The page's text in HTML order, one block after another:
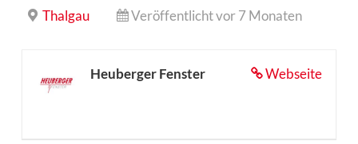
Thalgau Veröffentlicht vor 7 Monaten
Webseite
Heuberger Fenster